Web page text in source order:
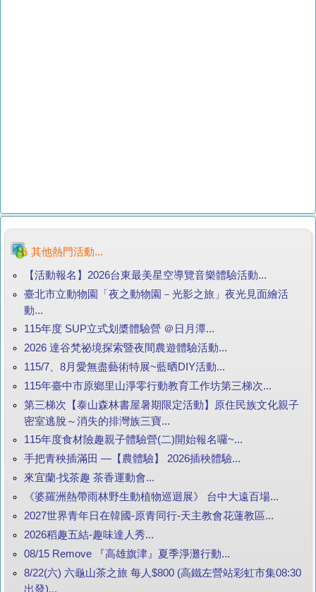
其他熱門活動...
【活動報名】2026台東最美星空導覽音樂體驗活動...
臺北市立動物園「夜之動物園－光影之旅」夜光見面繪活
動...
115年度 SUP立式划槳體驗營 ＠日月潭...
2026 達谷梵祕境探索暨夜間農遊體驗活動...
115/7、8月愛無盡藝術特展~藍晒DIY活動...
115年臺中市原鄉里山淨零行動教育工作坊第三梯次...
第三梯次【泰山森林書屋暑期限定活動】原住民族文化親子
密室逃脫～消失的排灣族三寶...
115年度食材險趣親子體驗營(二)開始報名囉~...
手把青秧插滿田 —【農體驗】 2026插秧體驗...
來宜蘭‧找茶趣 茶香運動會...
《婆羅洲熱帶雨林野生動植物巡迴展》 台中大遠百場...
2027世界青年日在韓國-原青同行-天主教會花蓮教區...
2026稻趣五結-趣味達人秀...
08/15 Remove 『高雄旗津』夏季淨灘行動...
8/22(六) 六龜山茶之旅 每人$800 (高鐵左營站彩虹市集08:30
出發)...